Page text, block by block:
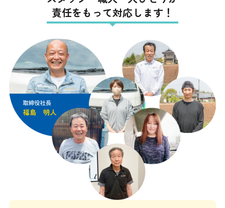
責任をもって対応します！